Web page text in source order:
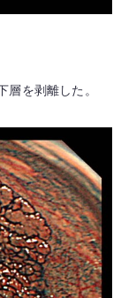
を剥離した。